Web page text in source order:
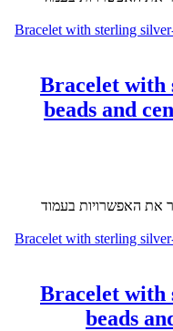
Bracelet with
beads and
את האפשרויות בעמוד
Bracelet with
beads